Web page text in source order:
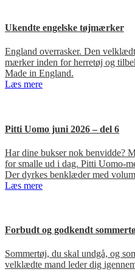
Ukendte engelske tøjmærker
England overrasker. Den
mærker inden for herretøj og
Made in England.
Læs mere
Pitti Uomo juni 2026 – del 6
Har dine bukser nok benvidde?
for smalle ud i dag. Pitti Uomo-
Der dyrkes benklæder med
Læs mere
Forbudt og godkendt
Sommertøj, du skal undgå, og
velklædte mand leder dig